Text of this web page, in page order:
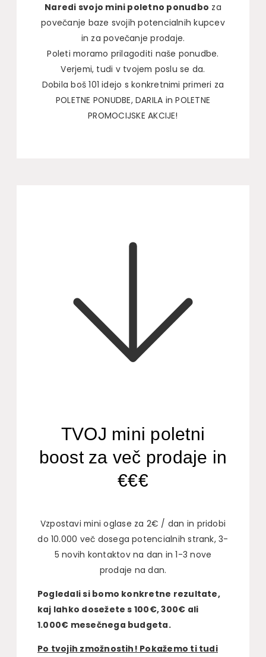
Naredi svojo mini poletno ponudbo za
povečanje baze svojih potencialnih kupcev
in za povečanje prodaje.
Poleti moramo prilagoditi naše ponudbe.
Verjemi, tudi v tvojem poslu se da.
Dobila boš 101 idejo s konkretnimi primeri za
POLETNE PONUDBE, DARILA in POLETNE
PROMOCIJSKE AKCIJE!
TVOJ mini poletni
boost za več prodaje in
€€€
Vzpostavi mini oglase za 2€ / dan in pridobi
do 10.000 več dosega potencialnih strank, 3-
5 novih kontaktov na dan in 1-3 nove
prodaje na dan.
Pogledali si bomo konkretne rezultate,
kaj lahko dosežete s 100€, 300€ ali
1.000€ mesečnega budgeta.
Po tvojih zmožnostih! Pokažemo ti tudi